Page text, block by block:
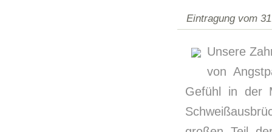
Eintragung vom
Unsere
von
Gefühl in der